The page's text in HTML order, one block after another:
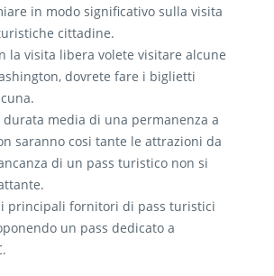
in modo significativo sulla visita
cittadine.
la visita libera volete visitare alcune
dovrete fare i biglietti
media di una permanenza a
saranno cosi tante le attrazioni da
di un pass turistico non si
i principali fornitori di pass turistici
un pass dedicato a